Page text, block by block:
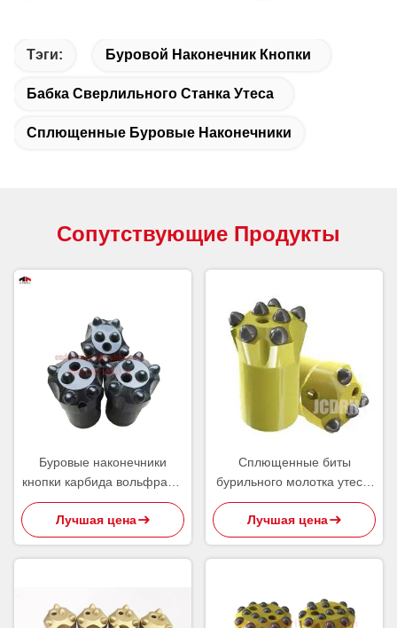
Тэги: Буровой Наконечник Кнопки
Бабка Сверлильного Станка Утеса
Сплющенные Буровые Наконечники
Сопутствующие Продукты
Буровые наконечники
кнопки карбида вольфрама
сплющенные для сверлить
Суда тоннеля карьера
Лучшая цена
Сплющенные биты
бурильного молотка утеса,
сферически
баллистические биты
кнопки 7 градусов
Лучшая цена